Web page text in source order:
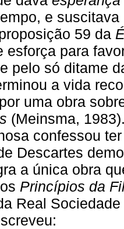
e
59 da
esforça para
pelo só ditame
a vida
uma obra
(Meinsma,
confessou
Descartes
a única obra
Princípios da
Real